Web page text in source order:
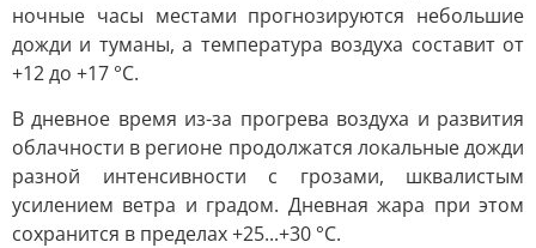
ночные часы местами прогнозируются небольшие
дожди и туманы, а температура воздуха составит от
+12 до +17 °C.
В дневное время из-за прогрева воздуха и развития
облачности в регионе продолжатся локальные дожди
разной интенсивности с грозами, шквалистым
усилением ветра и градом. Дневная жара при этом
сохранится в пределах +25...+30 °C.